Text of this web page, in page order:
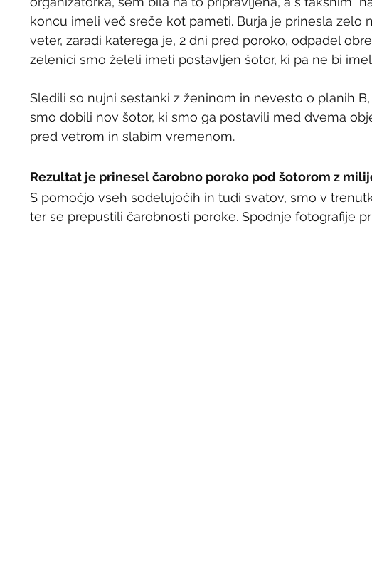
koncu imeli več sreče kot pameti. Burja je prinesla zelo
veter, zaradi katerega je, 2 dni pred poroko, odpadel
zelenici smo želeli imeti postavljen šotor, ki pa ne bi
Sledili so nujni sestanki z ženinom in nevesto o planih
smo dobili nov šotor, ki smo ga postavili med dvema
pred vetrom in slabim vremenom.
Rezultat je prinesel čarobno poroko pod šotorom z
S pomočjo vseh sodelujočih in tudi svatov, smo v
ter se prepustili čarobnosti poroke. Spodnje fotografije